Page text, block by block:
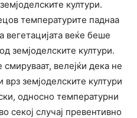
култури.
температурите паднаа
вегетацијата веќе беше
земјоделските култури.
велејќи дека не
земјоделските култури
односно температурни
секој случај превентивно